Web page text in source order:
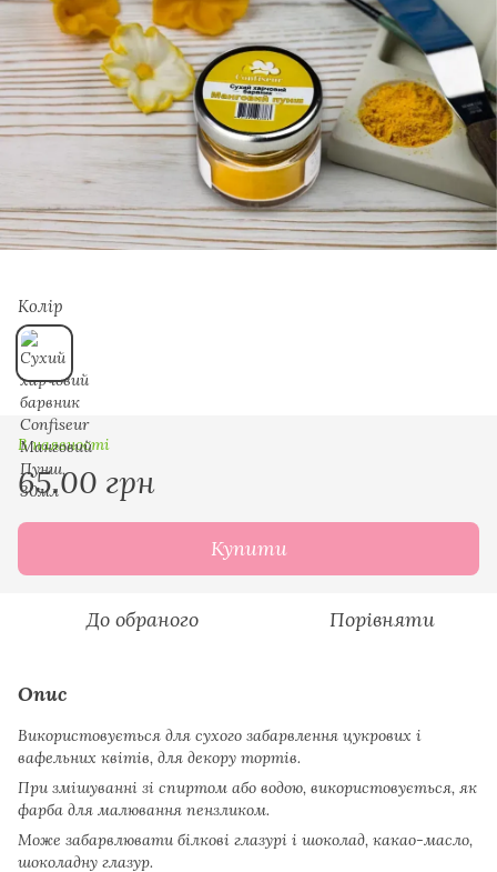
Колір
В наявності
65.00 грн
Купити
До обраного Порівняти
Опис
Використовується для сухого забарвлення цукрових і
вафельних квітів, для декору тортів.
При змішуванні зі спиртом або водою, використовується, як
фарба для малювання пензликом.
Може забарвлювати білкові глазурі і шоколад, какао-масло,
шоколадну глазур.